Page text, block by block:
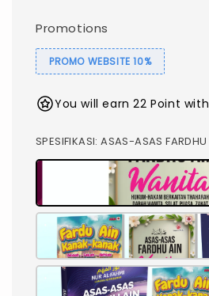
Promotions
PROMO WEBSITE 10%
You will earn 22 Point
SPESIFIKASI: ASAS-ASAS